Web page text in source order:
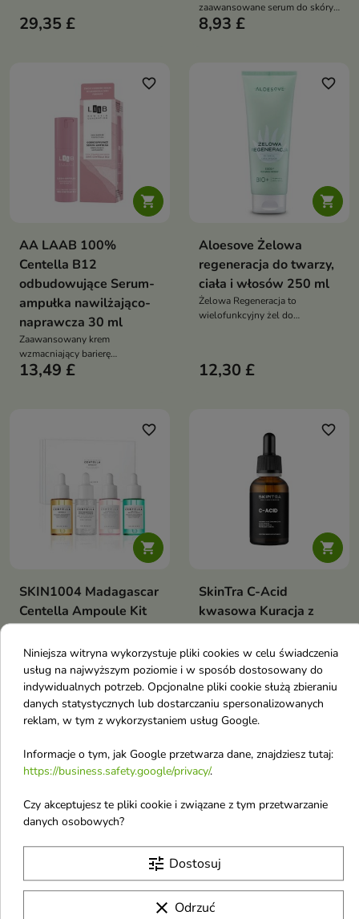
Formuła z 76,38% ekstraktu z
wąkroty azjatyckiej,
redukować zaskórniki oraz
poprawić teksturę skóry
29,35 £
zaawansowane serum do skóry
mieszanej, tłustej i skłonnej do
glikolowym i glutationem
wspiera redukcję zmian
nawilżenie i komfort skóry
8,93 £

favorite_border
AA LAAB 100%
Centella B12
odbudowujące Serum-
ampułka nawilżająco-
naprawcza 30 ml
Zaawansowany krem
wzmacniający barierę
hydrolipidową skóry, stworzony
regeneruje i wspiera odbudowę
13,49 £

favorite_border
Aloesove Żelowa
regeneracja do twarzy,
ciała i włosów 250 ml
Żelowa Regeneracja to
wielofunkcyjny żel do
wspiera regenerację oraz
12,30 £

favorite_border
SKIN1004 Madagascar
Centella Ampoule Kit
twarzy 30 ml
Lekkie serum z ekstraktem z
wąkroty azjatyckiej, które
pomaga łagodzić podrażnienia,
wspiera regenerację skóry i
zapewnia codzienne nawilżenie
36,40 £

favorite_border
SkinTra C-Acid
kwasowa Kuracja z
Zaawansowane serum łączące
10% witaminy C z kwasami i
składnikami rozjaśniającymi,
które wspiera redukcję
przebarwień, poprawę kolorytu
skóry, wygładzenie tekstury oraz
zaskórników
25,19 £

favorite_border favorite_border
Niniejsza witryna wykorzystuje pliki cookies w celu świadczenia
usług na najwyższym poziomie i w sposób dostosowany do
indywidualnych potrzeb. Opcjonalne pliki cookie służą zbieraniu
danych statystycznych lub dostarczaniu spersonalizowanych
reklam, w tym z wykorzystaniem usług Google.
Informacje o tym, jak Google przetwarza dane, znajdziesz tutaj:
https://business.safety.google/privacy/.
Czy akceptujesz te pliki cookie i związane z tym przetwarzanie
danych osobowych?
tune Dostosuj
clear Odrzuć